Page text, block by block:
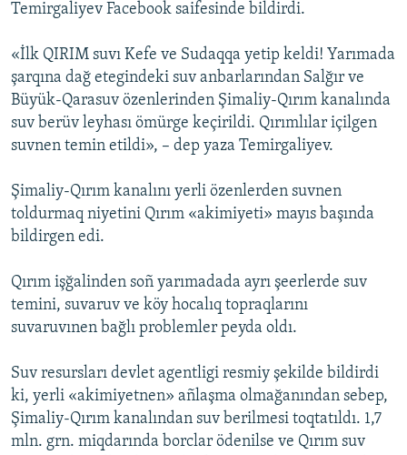
Temirgaliyev Facebook saifesinde bildirdi.
«İlk QIRIM suvı Kefe ve Sudaqqa yetip keldi! Yarımada
şarqına dağ etegindeki suv anbarlarından Salğır ve
Büyük-Qarasuv özenlerinden Şimaliy-Qırım kanalında
suv berüv leyhası ömürge keçirildi. Qırımlılar içilgen
suvnen temin etildi», – dep yaza Temirgaliyev.
Şimaliy-Qırım kanalını yerli özenlerden suvnen
toldurmaq niyetini Qırım «akimiyeti» mayıs başında
bildirgen edi.
Qırım işğalinden soñ yarımadada ayrı şeerlerde suv
temini, suvaruv ve köy hocalıq topraqlarını
suvaruvınen bağlı problemler peyda oldı.
Suv resursları devlet agentligi resmiy şekilde bildirdi
ki, yerli «akimiyetnen» añlaşma olmağanından sebep,
Şimaliy-Qırım kanalından suv berilmesi toqtatıldı. 1,7
mln. grn. miqdarında borclar ödenilse ve Qırım suv